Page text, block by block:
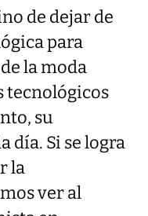
de dejar de
para
la moda
tecnológicos
su
día. Si se logra
la
ver al